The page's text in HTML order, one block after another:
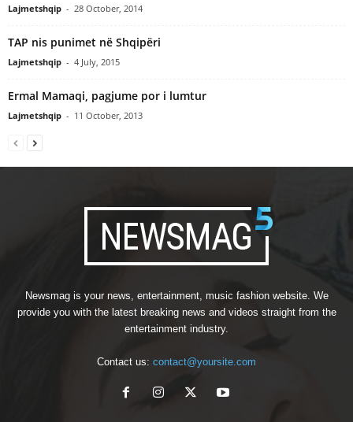
Lajmetshqip - 28 October, 2014
TAP nis punimet në Shqipëri
Lajmetshqip - 4 July, 2015
Ermal Mamaqi, pagjume por i lumtur
Lajmetshqip - 11 October, 2013
Newsmag is your news, entertainment, music fashion website. We
provide you with the latest breaking news and videos straight from the
entertainment industry.
Contact us: contact@yoursite.com